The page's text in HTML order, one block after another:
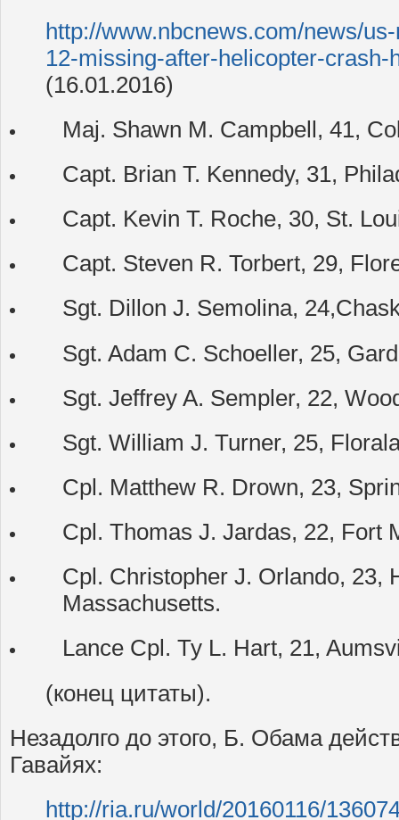
http://www.nbcnews.com/news/
12-missing-after-helicopter-crash-
(16.01.2016)
Maj. Shawn M. Campbell, 41,
Capt. Brian T. Kennedy, 31,
Capt. Kevin T. Roche, 30, St.
Capt. Steven R. Torbert, 29,
Sgt. Dillon J. Semolina,
Sgt. Adam C. Schoeller, 25,
Sgt. Jeffrey A. Sempler, 22,
Sgt. William J. Turner, 25,
Cpl. Matthew R. Drown, 23,
Cpl. Thomas J. Jardas, 22, Fort
Cpl. Christopher J. Orlando, 23,
Massachusetts.
Lance Cpl. Ty L. Hart, 21,
(конец цитаты).
Незадолго до этого, Б. Обама
Гавайях:
http://ria.ru/world/20160116/